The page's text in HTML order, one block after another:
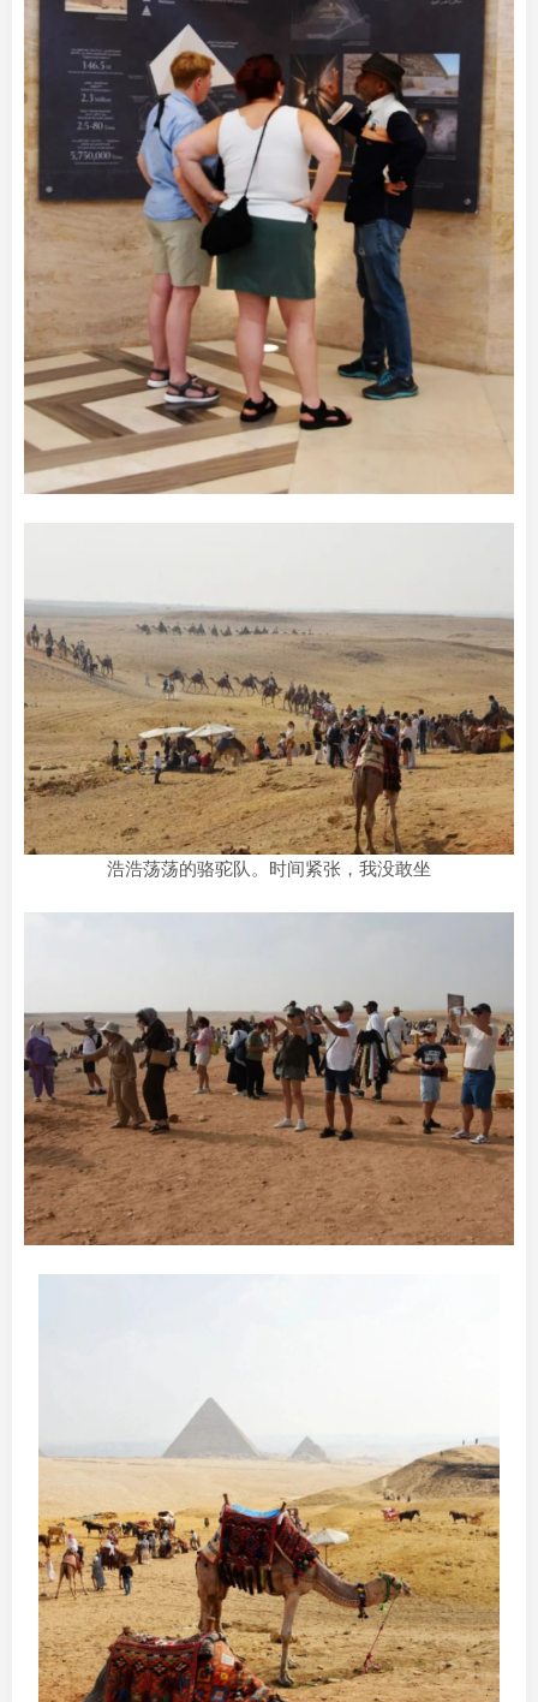
浩浩荡荡的骆驼队。时间紧张，我没敢坐